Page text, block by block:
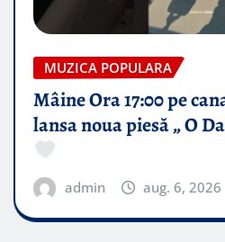
MUZICA POPULARA
Mâine Ora 17:00 pe
lansa noua piesă „ O
admin aug. 6, 2026